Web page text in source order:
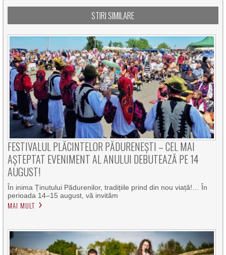
STIRI SIMILARE
FESTIVALUL PLĂCINTELOR PĂDURENEȘTI – CEL MAI
AȘTEPTAT EVENIMENT AL ANULUI DEBUTEAZĂ PE 14
AUGUST!
În inima Ținutului Pădurenilor, tradițiile prind din nou viață!… În
perioada 14–15 august, vă invităm
MAI MULT